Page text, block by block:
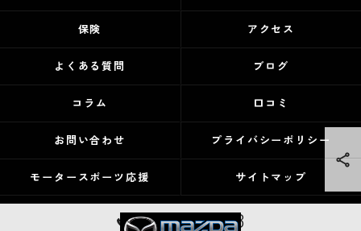
059-373-6888
保険 アクセス
よくある質問 ブログ
コラム 口コミ
お問い合わせ プライバシーポリシー
モータースポーツ応援 サイトマップ